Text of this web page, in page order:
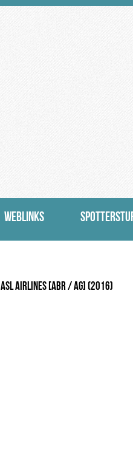
WEBLINKS
ASL AIRLINES [ABR / AG] (2016)